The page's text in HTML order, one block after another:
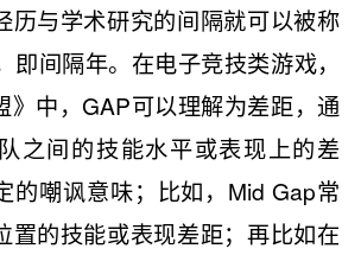
历与学术研究的间隔就可以被称
即间隔年。在电子竞技类游戏，
》中，GAP可以理解为差距，通
之间的技能水平或表现上的差
的嘲讽意味；比如，Mid Gap常
置的技能或表现差距；再比如在